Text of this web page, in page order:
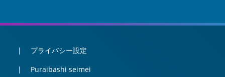
プライバシー設定
Puraibashi seimei